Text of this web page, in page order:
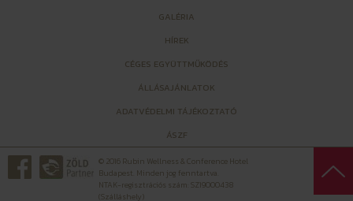
GALÉRIA
HÍREK
CÉGES EGYÜTTMŰKÖDÉS
ÁLLÁSAJÁNLATOK
ADATVÉDELMI TÁJÉKOZTATÓ
ÁSZF
© 2016 Rubin Wellness & Conference Hotel
Budapest. Minden jog fenntartva.
NTAK-regisztrációs szám: SZ19000438
(Szálláshely)